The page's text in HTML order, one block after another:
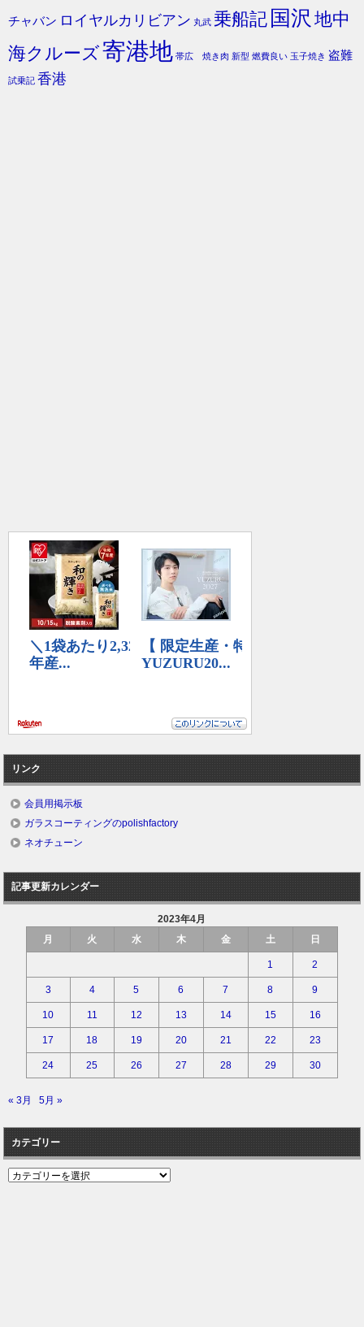
チャバン ロイヤルカリビアン 丸武 乗船記 国沢 地中
海クルーズ寄港地 帯広 焼き肉 新型 燃費良い 玉子焼き 盗難
試乗記 香港
リンク
会員用掲示板
ガラスコーティングのpolishfactory
ネオチューン
記事更新カレンダー
2023年4月
月
火 水 木 金 土 日
1 2
3 4 5 6 7 8 9
10 11 12 13 14 15 16
17 18 19 20 21 22 23
24 25 26 27 28 29 30
« 3月 5月 »
カテゴリー
カ